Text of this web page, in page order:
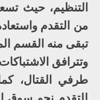
التنظيم، حيث
من التقدم
تبقى منه القسم
وتترافق
طرفي القتال،